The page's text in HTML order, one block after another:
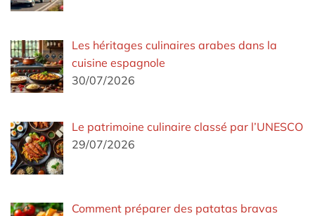
Les héritages culinaires arabes dans la
cuisine espagnole
30/07/2026
Le patrimoine culinaire classé par l’UNESCO
29/07/2026
Comment préparer des patatas bravas